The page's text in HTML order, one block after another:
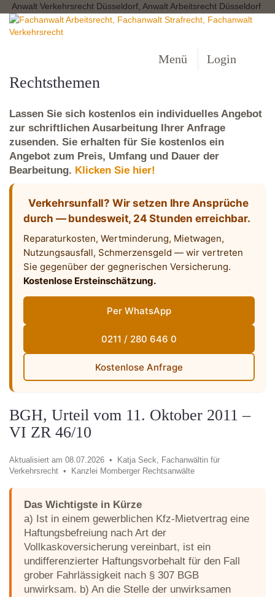
Anwalt Verkehrsrecht Düsseldorf, Anwalt Arbeitsrecht Düsseldorf
Menü Login
Rechtsthemen
Lassen Sie sich kostenlos ein individuelles Angebot
zur schriftlichen Ausarbeitung Ihrer Anfrage
zusenden. Sie erhalten für Sie kostenlos ein
Angebot zum Preis, Umfang und Dauer der
Bearbeitung. Klicken Sie hier!
Verkehrsunfall? Wir setzen Ihre Ansprüche
durch — bundesweit, 24 Stunden erreichbar.
Reparaturkosten, Wertminderung, Mietwagen,
Nutzungsausfall, Schmerzensgeld — wir vertreten
Sie gegenüber der gegnerischen Versicherung.
Kostenlose Ersteinschätzung.
Per WhatsApp
0211 / 280 646 0
Kostenlose Anfrage
BGH, Urteil vom 11. Oktober 2011 –
VI ZR 46/10
Aktualisiert am 08.07.2026 •
Katja Seck, Fachanwältin für
Verkehrsrecht •
Kanzlei Momberger Rechtsanwälte
Das Wichtigste in Kürze
a) Ist in einem gewerblichen Kfz-Mietvertrag eine
Haftungsbefreiung nach Art der
Vollkaskoversicherung vereinbart, ist ein
undifferenzierter Haftungsvorbehalt für den Fall
grober Fahrlässigkeit nach § 307 BGB
unwirksam. b) An die Stelle der unwirksamen